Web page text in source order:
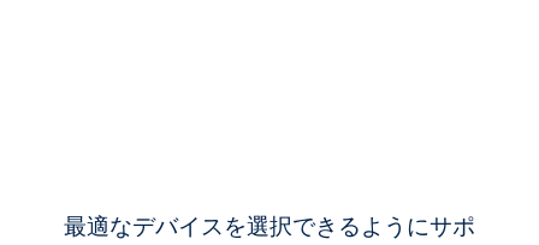
最適なデバイスを選択できるようにサポ